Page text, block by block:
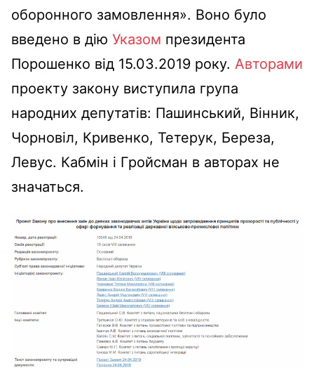
оборонного замовлення». Воно було
введено в дію Указом президента
Порошенко від 15.03.2019 року. Авторами
проекту закону виступила група
народних депутатів: Пашинський, Вінник,
Чорновіл, Кривенко, Тетерук, Береза,
Левус. Кабмін і Гройсман в авторах не
значаться.